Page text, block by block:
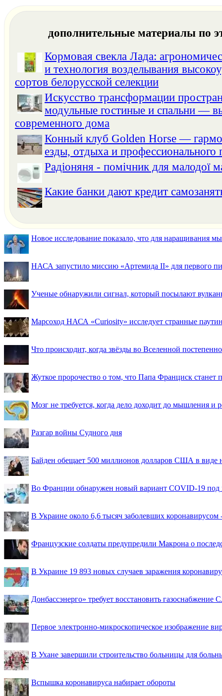
дополнительные материалы по
Кормовая свекла Лада:
и технология возделывания
сортов белорусской селекции
Искусство трансформации
модульные гостиные и спальни —
современного дома
Конный клуб Golden Horse —
езды, отдыха и профессионального
Радіоняня - помічник для малодої
Какие банки дают кредит
Новое исследование показало, что для наращивания
НАСА запустило миссию «Артемида II» для первого
Ученые обнаружили сигнал, который посылают
Марсоход НАСА «Curiosity» исследует странные
Что происходит, когда звёзды во Вселенной
Жуткое пророчество о том, что Папа Франциск
Мозг не требуется, когда дело доходит до мышления и
Разгар войны Судного дня
Байден обещает 500 миллионов долларов США в
Во Франции обнаружен новый вариант COVID-19 под
В Украине около 6,6 тысяч заболевших коронавирусом
Французские солдаты предупредили Макрона о
В Украине 19 893 новых случаев заражения
Донбассэнерго» требует восстановить газоснабжение
Первое электронно-микроскопическое изображение
В Ухане завершили строительство больницы для
Вспышка коронавируса набирает обороты